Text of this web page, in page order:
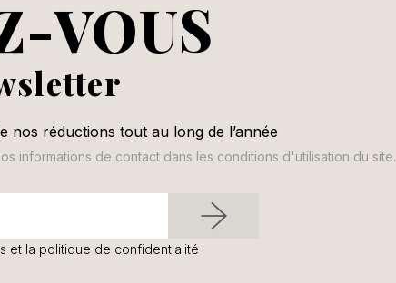
VOUS
réductions tout au long de l’année
informations de contact dans les conditions d'utilisation du site.
et la politique de confidentialité